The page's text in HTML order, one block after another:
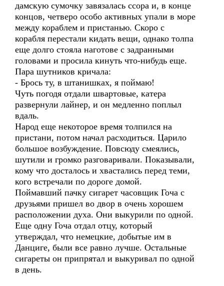
дамскую сумочку завязалась ссора и, в конце
концов, четверо особо активных упали в море
между кораблем и пристанью. Скоро с
корабля перестали кидать вещи, однако толпа
еще долго стояла наготове с задранными
головами и просила кинуть что-нибудь еще.
Пара шутников кричала:
- Брось ту, в штанишках, я поймаю!
Чуть погодя отдали швартовые, катера
развернули лайнер, и он медленно поплыл
вдаль.
Народ еще некоторое время толпился на
пристани, потом начал расходиться. Царило
большое возбуждение. Повсюду смеялись,
шутили и громко разговаривали. Показывали,
кому что досталось и хвастались перед теми,
кого встречали по дороге домой.
Поймавший пачку сигарет часовщик Гоча с
друзьями пришел во двор в очень хорошем
расположении духа. Они выкурили по одной.
Еще одну Гоча отдал отцу, который
утверждал, что немецкие, добытые им в
Данциге, были все равно лучше. Остальные
сигареты он припрятал и выкуривал по одной
в день.